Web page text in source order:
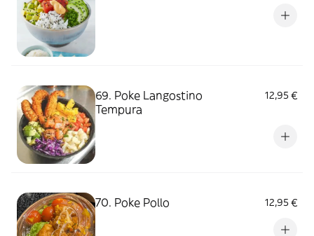
69. Poke Langostino
Tempura
12,95 €
70. Poke Pollo 12,95 €